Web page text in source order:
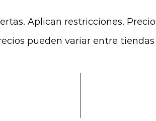
Aplican restricciones.
pueden variar entre